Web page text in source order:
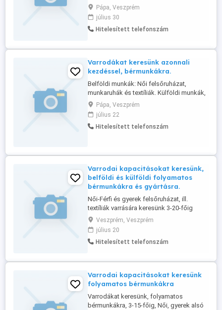
tevékenysége alapján megjelenést,
munkát és üzleti kapcsolatokat kínál,
bármely Európai, Tengerentúli, ill. Ázsiai
országok területén. Levelüket,
célirányosan, az Önök elérhetőségével ...
Pápa, Veszprém
július 30
Hitelesített telefonszám
Varrodákat keresünk azonnali
kezdéssel, bérmunkákra.
Belföldi munkák: Női felsőruházat,
munkaruhák és textíliák. Külföldi munkák,
Német, Osztrák, Litván és Lettországi
igény alapján: Női-Férfi felsőruházat és
nagy mennyiségű fehérnemű varrás.
Bővebb infó a web oldalunkon, vagy
Pápa, Veszprém
július 22
Hitelesített telefonszám
Varrodai kapacitásokat keresünk,
belföldi és külföldi folyamatos
bérmunkákra és gyártásra.
Női-Férfi és gyerek felsőruházat, ill.
textíliák varrására keresünk 3-20-főig
varrodákat. Várjuk gyártók és
árukészlettel rendelkező Nagykerek
jelentkezését is. Ha külföldi piacot keres,
akkor abban is segítségére tudunk lenni,
munkákról a web oldalunkon található, ...
Veszprém, Veszprém
július 20
Hitelesített telefonszám
Varrodai kapacitásokat keresünk
folyamatos bérmunkákra
Varrodákat keresünk, folyamatos
bérmunkákra, 3-15-főig, Női, gyerek alsó